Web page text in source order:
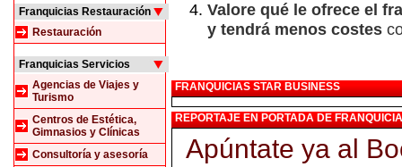
Franquicias Restauración
Restauración
Franquicias Servicios
Agencias de Viajes y
Turismo
Centros de Estética,
Gimnasios y Clínicas
Consultoría y asesoría
Valore qué le ofrece el
y tendrá menos costes
FRANQUICIAS STAR BUSINESS
REPORTAJE EN PORTADA DE
Apúntate ya al